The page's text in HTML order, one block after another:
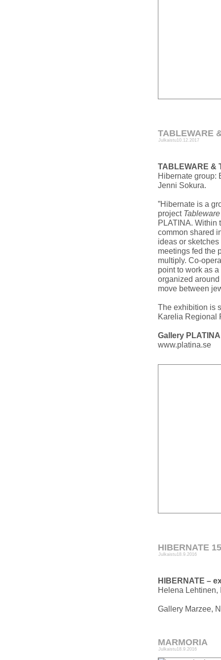
TABLEWARE
Julkaistu10.12.2017
TABLEWARE &
Hibernate group:
Jenni Sokura.
”Hibernate is a
project
PLATINA. Within
common shared
ideas or
meetings fed the
multiply. Co-
point to work as
organized
move between
The exhibition is
Karelia Regional
Gallery
www.platina.se
HIBERNATE
Julkaistu18.9.2016
HIBERNATE –
Helena Lehtinen,
Gallery Marzee,
MARMORIA
Julkaistu18.9.2016